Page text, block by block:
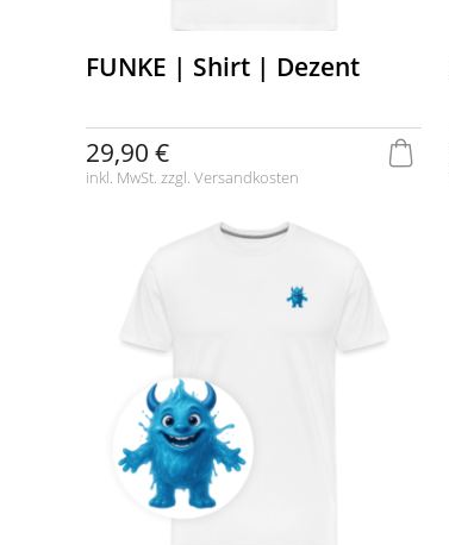
FUNKE | Shirt | Dezent
29,90 €
inkl. MwSt. zzgl. Versandkosten